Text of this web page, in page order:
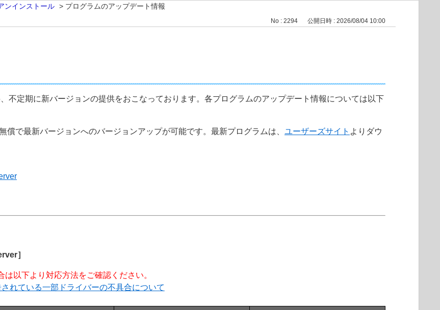
ンインストール > プログラムのアップデート情報
No : 2294 公開日時 : 2026/08/04 10:00
不定期に新バージョンの提供をおこなっております。各プログラムのアップデート情報については以下
で最新バージョンへのバージョンアップが可能です。最新プログラムは、 ユーザーズサイト よりダウ
］
以下より対応方法をご確認ください。
れている一部ドライバーの不具合について